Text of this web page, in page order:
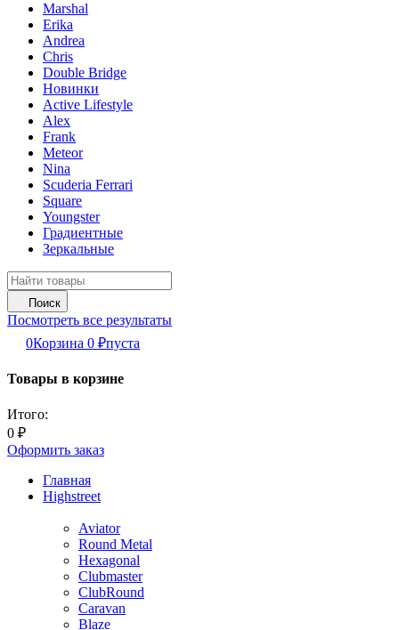
Marshal
Erika
Andrea
Chris
Double Bridge
Новинки
Active Lifestyle
Alex
Frank
Meteor
Nina
Scuderia Ferrari
Square
Youngster
Градиентные
Зеркальные
Поиск
Посмотреть все результаты
0Корзина 0 ₽пуста
Товары в корзине
Итого:
0 ₽
Оформить заказ
Главная
Highstreet
Aviator
Round Metal
Hexagonal
Clubmaster
ClubRound
Caravan
Blaze